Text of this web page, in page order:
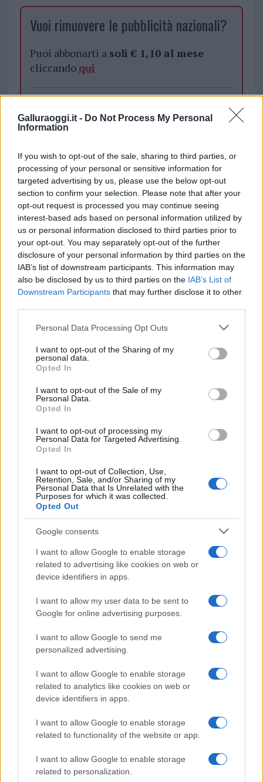
Galluraoggi.it - Do Not Process My Personal
Information
If you wish to opt-out of the sale, sharing to third parties, or
processing of your personal or sensitive information for
targeted advertising by us, please use the below opt-out
section to confirm your selection. Please note that after your
opt-out request is processed you may continue seeing
interest-based ads based on personal information utilized by
us or personal information disclosed to third parties prior to
your opt-out. You may separately opt-out of the further
disclosure of your personal information by third parties on the
IAB’s list of downstream participants. This information may
also be disclosed by us to third parties on the IAB’s List of
Downstream Participants that may further disclose it to other
Please note that this website/app uses one or more Google
not limited to your visit or usage behaviour. You may click to
grant or deny consent to Google and its third-party tags to
use your data for below specified purposes in below Google
consent section.
Personal Data Processing Opt Outs
I want to opt-out of the Sharing of my
personal data.
Opted In
I want to opt-out of the Sale of my
Personal Data.
Opted In
I want to opt-out of processing my
Personal Data for Targeted Advertising.
Opted In
I want to opt-out of Collection, Use,
Retention, Sale, and/or Sharing of my
Personal Data that Is Unrelated with the
Purposes for which it was collected.
Opted Out
Google consents
I want to allow Google to enable storage
related to advertising like cookies on web or
device identifiers in apps.
I want to allow my user data to be sent to
Google for online advertising purposes.
I want to allow Google to send me
personalized advertising.
I want to allow Google to enable storage
related to analytics like cookies on web or
device identifiers in apps.
I want to allow Google to enable storage
related to functionality of the website or app.
I want to allow Google to enable storage
related to personalization.
Vuoi rimuovere le pubblicità nazionali?
Puoi abbonarti a soli € 1,10 al mese
cliccando qui
Sei già abbonato?
Puoi effettuare l'accesso andando nella
cliccandoqui
TEMI: Cipnes Giuseppe Fasolino Settimo Nizzi
Inviaci le tue segnalazioni,
i tuoi video e le tue foto
Su WhatsApp al numero +39
345 356 7512
Notizie in tempo reale?
Entra nel canale telegram di
GalluraOggi.it
Ricevi le nostre ultime news
Google News
Condividi l'articolo
F
a
ce
b
o
o
k
T
w
it
te
r
Pi
n
te
re
st
h
at
s
A
p
p
h
a
re
Articolo precedente
NOTIZIE RECENTI
Sangue, musica e solidarietà con Avis Olbia al
Delta Center
Meteo Olbia 9 agosto, temperature in calo
Salmo finisce in ospedale a Catania, ma il tour